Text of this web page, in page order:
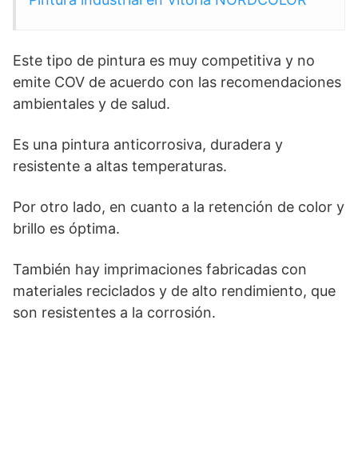
Este tipo de pintura es muy competitiva y no
emite COV de acuerdo con las recomendaciones
ambientales y de salud.
Es una pintura anticorrosiva, duradera y
resistente a altas temperaturas.
Por otro lado, en cuanto a la retención de color y
brillo es óptima.
También hay imprimaciones fabricadas con
materiales reciclados y de alto rendimiento, que
son resistentes a la corrosión.